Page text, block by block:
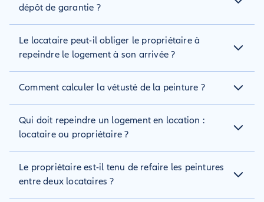
temps, dans ce cas le bailleur peut l'exiger.
dépôt de garantie ?
usure anormale ou à des travaux d’embellissement ou de
personnalisation extravagants.
Le locataire peut-il obliger le propriétaire à
repeindre le logement à son arrivée ?
locataire peut demander au propriétaire de s'occuper de
logement décent.
Comment calculer la vétusté de la peinture ?
au propriétaire et au locataire de trouver un accord sur une
grille de vétusté lors de la signature du bail.
Qui doit repeindre un logement en location :
locataire ou propriétaire ?
locataire peut demander au propriétaire une participation ou
négocier le paiement des fournitures de la peinture
Le propriétaire est-il tenu de refaire les peintures
entre deux locataires ?